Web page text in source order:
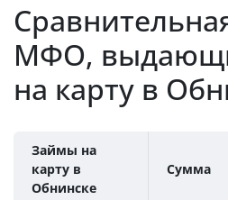
МФО,
на карту в
Займы на
карту в
Обнинске
Сумма